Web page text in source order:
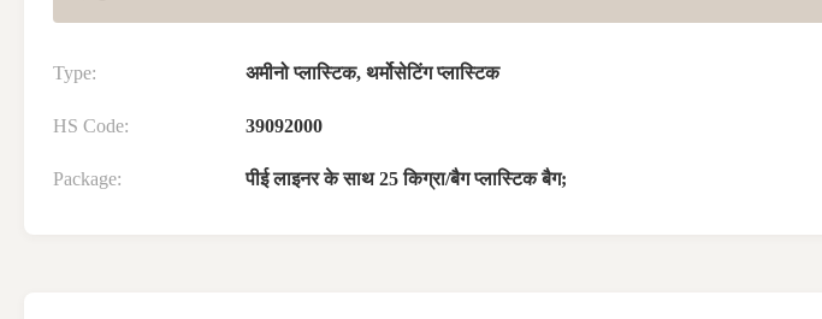
Type: अमीनो प्लास्टिक, थर्मोसेटिंग प्लास्टिक
HS Code: 39092000
Package: पीई लाइनर के साथ 25 किग्रा/बैग प्लास्टिक बैग;